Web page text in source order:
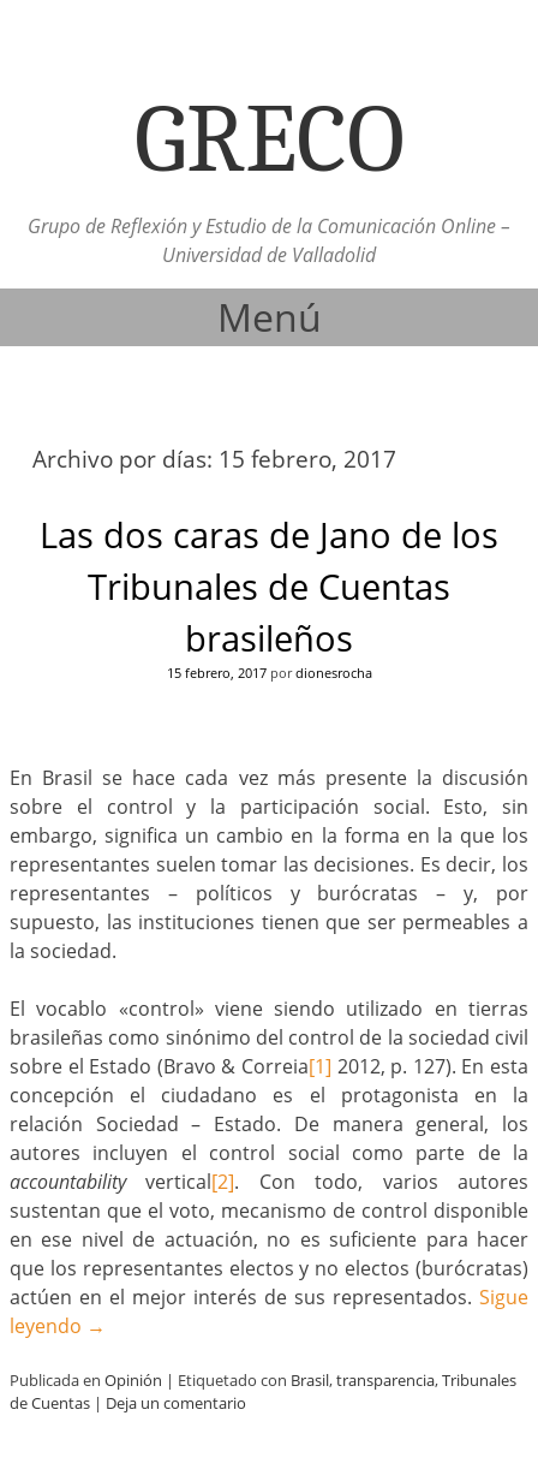
GRECO
Grupo de Reflexión y Estudio de la Comunicación Online –
Universidad de Valladolid
Menú
Archivo por días: 15 febrero, 2017
Las dos caras de Jano de los
Tribunales de Cuentas
brasileños
15 febrero, 2017pordionesrocha
En Brasil se hace cada vez más presente la discusión
sobre el control y la participación social. Esto, sin
embargo, significa un cambio en la forma en la que los
representantes suelen tomar las decisiones. Es decir, los
representantes – políticos y burócratas – y, por
supuesto, las instituciones tienen que ser permeables a
la sociedad.
El vocablo «control» viene siendo utilizado en tierras
brasileñas como sinónimo del control de la sociedad civil
sobre el Estado (Bravo & Correia[1] 2012, p. 127). En esta
concepción el ciudadano es el protagonista en la
relación Sociedad – Estado. De manera general, los
autores incluyen el control social como parte de la
accountabilityvertical[2]. Con todo, varios autores
sustentan que el voto, mecanismo de control disponible
en ese nivel de actuación, no es suficiente para hacer
que los representantes electos y no electos (burócratas)
actúen en el mejor interés de sus representados. Sigue
leyendo →
Publicada en Opinión | Etiquetado con Brasil,transparencia,Tribunales
de Cuentas | Deja un comentario